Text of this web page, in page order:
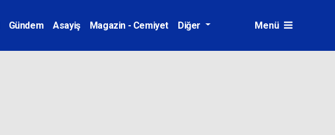
Gündem Asayiş Magazin - Cemiyet Diğer Menü